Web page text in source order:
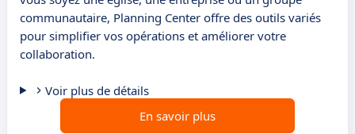
communautaire, Planning Center offre des outils variés
pour simplifier vos opérations et améliorer votre
collaboration.
Voir plus de détails
En savoir plus